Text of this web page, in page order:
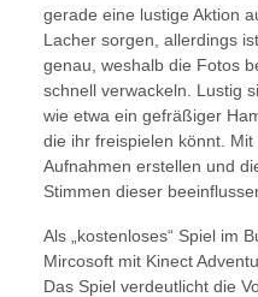
gerade eine lustige Aktion
Lacher sorgen, allerdings
genau, weshalb die Fotos
schnell verwackeln. Lustig
wie etwa ein gefräßiger
die ihr freispielen könnt.
Aufnahmen erstellen und
Stimmen dieser
Als „kostenloses“ Spiel im
Mircosoft mit Kinect
Das Spiel verdeutlicht die